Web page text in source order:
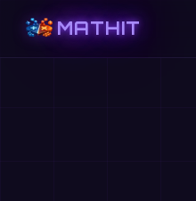
MATHIT